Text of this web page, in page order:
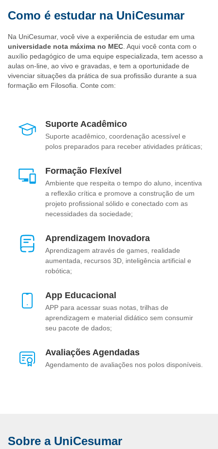
Como é estudar na UniCesumar
Na UniCesumar, você vive a experiência de estudar em uma
universidade nota máxima no MEC. Aqui você conta com o
auxílio pedagógico de uma equipe especializada, tem acesso a
aulas on-line, ao vivo e gravadas, e tem a oportunidade de
vivenciar situações da prática de sua profissão durante a sua
formação em Filosofia. Conte com:
Suporte Acadêmico
Suporte acadêmico, coordenação acessível e
polos preparados para receber atividades práticas;
Formação Flexível
Ambiente que respeita o tempo do aluno, incentiva
a reflexão crítica e promove a construção de um
projeto profissional sólido e conectado com as
necessidades da sociedade;
Aprendizagem Inovadora
Aprendizagem através de games, realidade
aumentada, recursos 3D, inteligência artificial e
robótica;
App Educacional
APP para acessar suas notas, trilhas de
aprendizagem e material didático sem consumir
seu pacote de dados;
Avaliações Agendadas
Agendamento de avaliações nos polos disponíveis.
Sobre a UniCesumar